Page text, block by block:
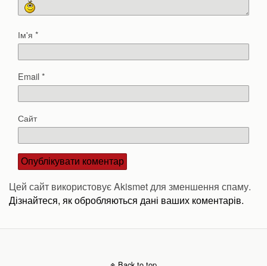
Ім'я *
Email*
Сайт
Цей сайт використовує Akismet для зменшення спаму.
Дізнайтеся, як обробляються дані ваших коментарів.